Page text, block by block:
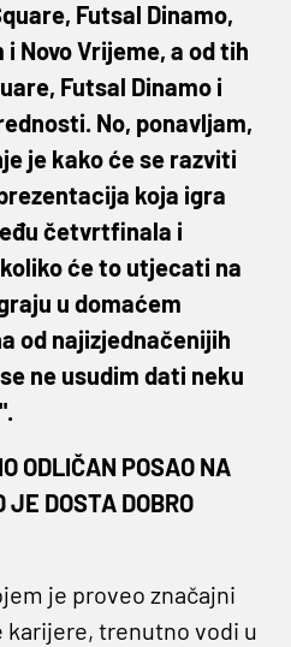
Futsal Dinamo,
Novo Vrijeme, a od tih
Futsal Dinamo i
No, ponavljam,
je kako će se razviti
koja igra
četvrtfinala i
će to utjecati na
u domaćem
od najizjednačenijih
ne usudim dati neku
ODLIČAN POSAO NA
JE DOSTA DOBRO
je proveo značajni
trenutno vodi u